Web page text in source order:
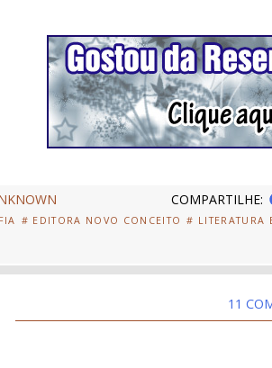
COMPARTILHE:
# EDITORA NOVO CONCEITO # LITERATURA
11